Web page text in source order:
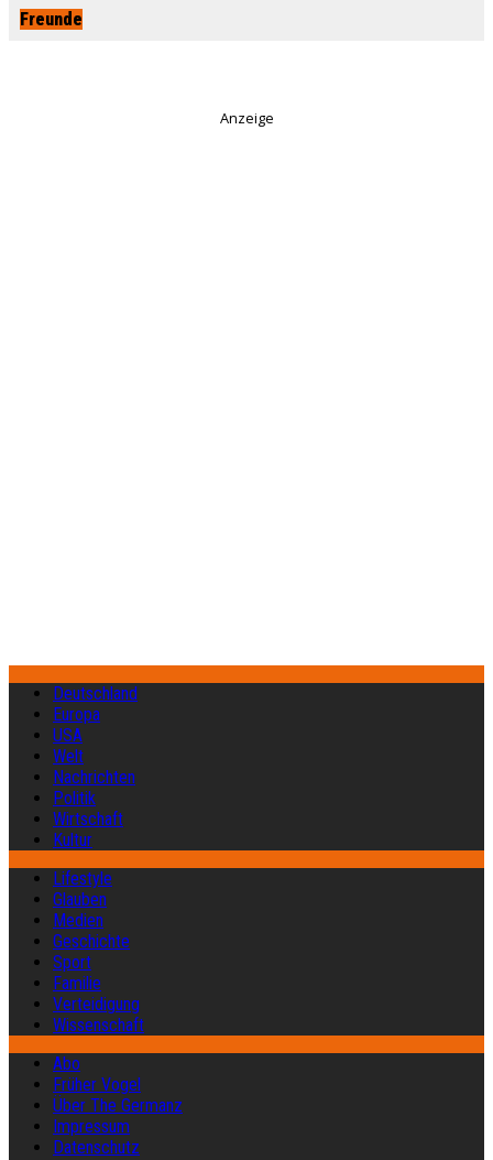
Freunde
Anzeige
Deutschland
Europa
USA
Welt
Nachrichten
Politik
Wirtschaft
Kultur
Lifestyle
Glauben
Medien
Geschichte
Sport
Familie
Verteidigung
Wissenschaft
Abo
Früher Vogel
Über The Germanz
Impressum
Datenschutz